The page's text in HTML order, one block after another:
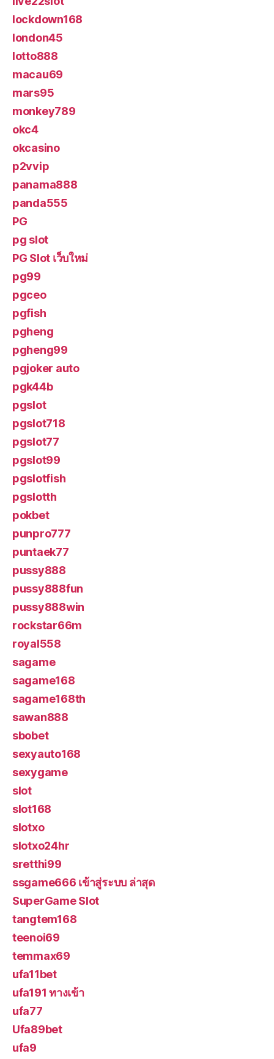
lockdown168
london45
lotto888
macau69
mars95
monkey789
okc4
okcasino
p2vvip
panama888
panda555
PG
pg slot
PG Slot เว็บใหม่
pg99
pgceo
pgfish
pgheng
pgheng99
pgjoker auto
pgk44b
pgslot
pgslot718
pgslot77
pgslot99
pgslotfish
pgslotth
pokbet
punpro777
puntaek77
pussy888
pussy888fun
pussy888win
rockstar66m
royal558
sagame
sagame168
sagame168th
sawan888
sbobet
sexyauto168
sexygame
slot
slot168
slotxo
slotxo24hr
sretthi99
ssgame666 เข้าสู่ระบบ ล่าสุด
SuperGame Slot
tangtem168
teenoi69
temmax69
ufa11bet
ufa191 ทางเข้า
ufa77
Ufa89bet
ufa9